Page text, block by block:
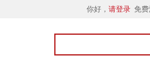
你好， 请登录 免